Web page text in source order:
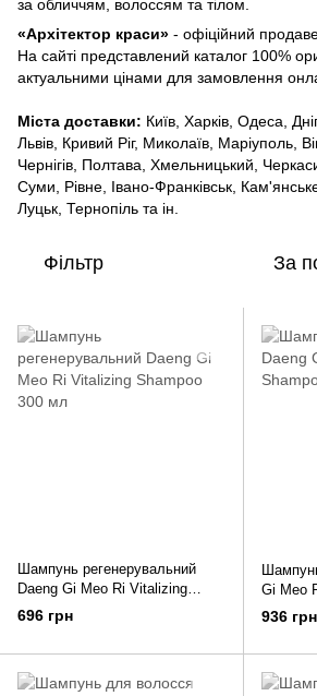
за обличчям, волоссям та тілом.
«Архітектор краси» - офіційний
На сайті представлений каталог 100%
актуальними цінами для замовлення
Міста доставки: Київ, Харків, Одеса,
Львів, Кривий Ріг, Миколаїв, Маріуполь,
Чернігів, Полтава, Хмельницький,
Суми, Рівне, Івано-Франківськ,
Луцьк, Тернопіль та ін.
Фільтр За
Шампунь регенерувальний
Daeng Gi Meo Ri Vitalizing
Shampoo 300 мл
696 грн
Gi Meo
500 мл
936 грн